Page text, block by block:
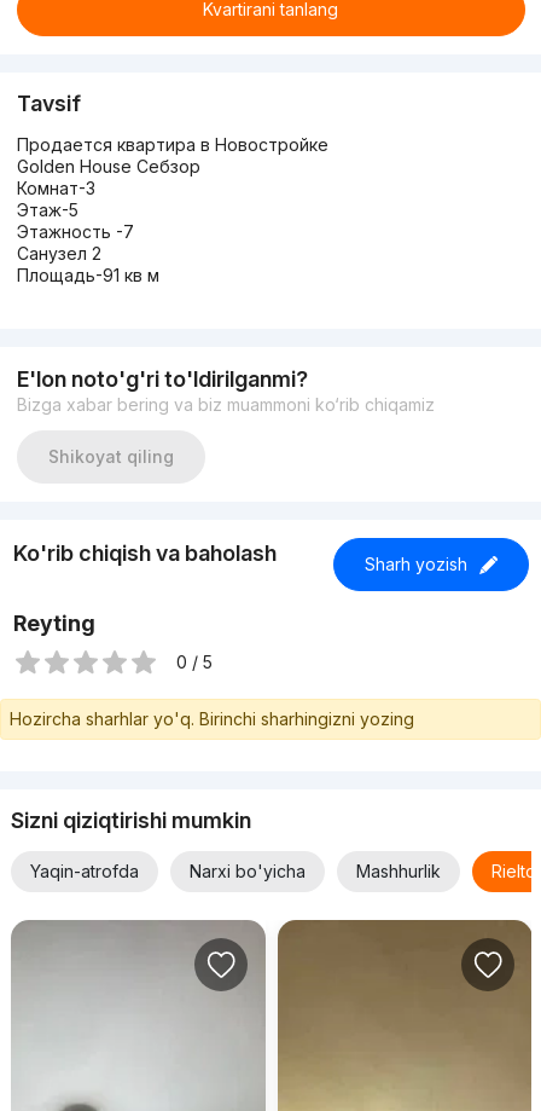
Kvartirani tanlang
Tavsif
Продается квартира в Новостройке
Golden House Себзор
Комнат-3
Этаж-5
Этажность -7
Санузел 2
Площадь-91 кв м
E'lon noto'g'ri to'ldirilganmi?
Bizga xabar bering va biz muammoni ko‘rib chiqamiz
Shikoyat qiling
Ko'rib chiqish va baholash Sharh yozish
Reyting
0 / 5
Hozircha sharhlar yo'q. Birinchi sharhingizni yozing
Sizni qiziqtirishi mumkin
Yaqin-atrofda Narxi bo'yicha Mashhurlik